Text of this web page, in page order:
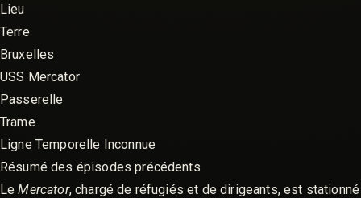
Lieu
Terre
Bruxelles
USS Mercator
Passerelle
Trame
Ligne Temporelle Inconnue
Résumé des épisodes précédents
LeMercator, chargé de réfugiés et de dirigeants, est